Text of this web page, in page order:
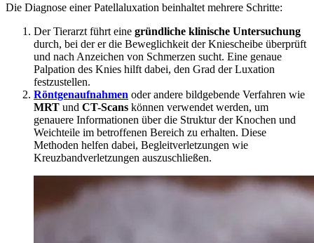
Die Diagnose einer Patellaluxation beinhaltet mehrere Schritte:
Der Tierarzt führt eine gründliche klinische Untersuchung
durch, bei der er die Beweglichkeit der Kniescheibe überprüft
und nach Anzeichen von Schmerzen sucht. Eine genaue
Palpation des Knies hilft dabei, den Grad der Luxation
festzustellen.
Röntgenaufnahmen oder andere bildgebende Verfahren wie
MRT und CT-Scans können verwendet werden, um
genauere Informationen über die Struktur der Knochen und
Weichteile im betroffenen Bereich zu erhalten. Diese
Methoden helfen dabei, Begleitverletzungen wie
Kreuzbandverletzungen auszuschließen.